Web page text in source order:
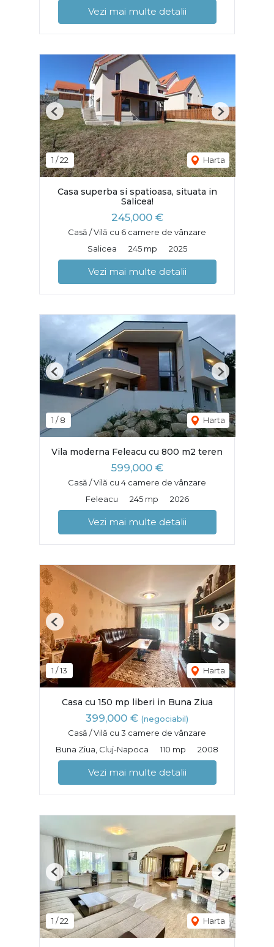
Vezi mai multe detalii
1 /22 Harta
Previous Next
Casa superba si spatioasa, situata in
Salicea!
245,000 €
Casă / Vilă cu 6 camere de vânzare
Salicea
245 mp 2025
Vezi mai multe detalii
1 /8 Harta
Previous Next
Vila moderna Feleacu cu 800 m2 teren
599,000 €
Casă / Vilă cu 4 camere de vânzare
Feleacu
245 mp 2026
Vezi mai multe detalii
1 /13 Harta
Previous Next
Casa cu 150 mp liberi in Buna Ziua
399,000 € (negociabil)
Casă / Vilă cu 3 camere de vânzare
Buna Ziua, Cluj-Napoca
110 mp 2008
Vezi mai multe detalii
1 /22 Harta
Previous Next